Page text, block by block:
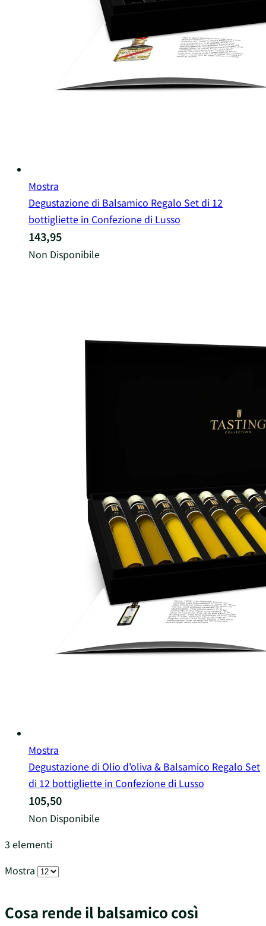
Mostra
Degustazione di Balsamico Regalo Set di 12
bottigliette in Confezione di Lusso
143,95
Non Disponibile
Mostra
Degustazione di Olio d'oliva & Balsamico Regalo Set
di 12 bottigliette in Confezione di Lusso
105,50
Non Disponibile
3 elementi
Mostra
Cosa rende il balsamico così